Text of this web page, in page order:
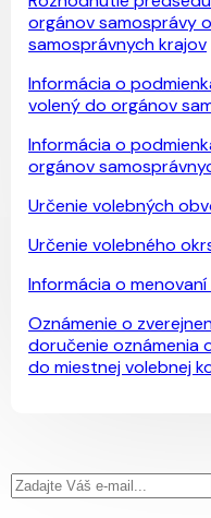
orgánov samosprávy
samosprávnych krajov
Informácia o
volený do orgánov
Informácia o
orgánov
Určenie volebných
Určenie volebného
Informácia o
Oznámenie o
doručenie oznámenia
do miestnej volebnej